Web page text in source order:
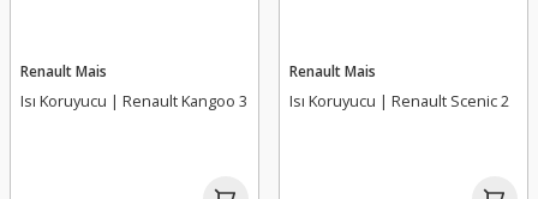
Renault Mais
Isı Koruyucu | Renault Kangoo 3
Renault Mais
Isı Koruyucu | Renault Scenic 2